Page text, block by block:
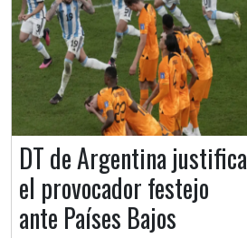
DT de Argentina justifica
el provocador festejo
ante Países Bajos